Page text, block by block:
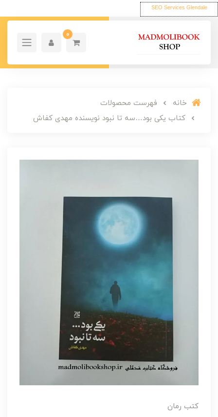
SEO Services Glendale
0
خانه
فهرست محصولات
کتاب یکی بود…سه تا نبود نویسنده مهدی کفاش
کتب رمان